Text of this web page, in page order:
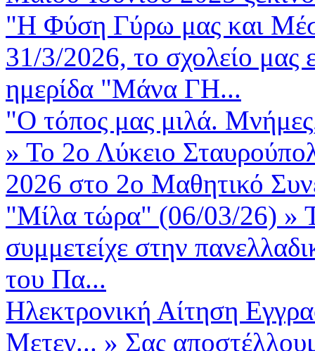
"Η Φύση Γύρω μας και
31/3/2026, το σχολείο μας
ημερίδα "Μάνα ΓΗ...
"Ο τόπος μας μιλά.
» Το 2ο Λύκειο
2026 στο 2ο Μαθητικό
"Μίλα τώρα" (06/03/26) »
συμμετείχε στην
του Πα...
Ηλεκτρονική Αίτηση
Μετεγ... » Σας